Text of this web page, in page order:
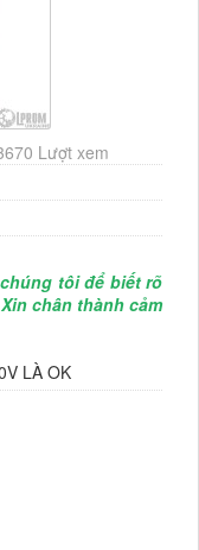
Lượt xem
tôi để biết rõ
chân thành cảm
LÀ OK